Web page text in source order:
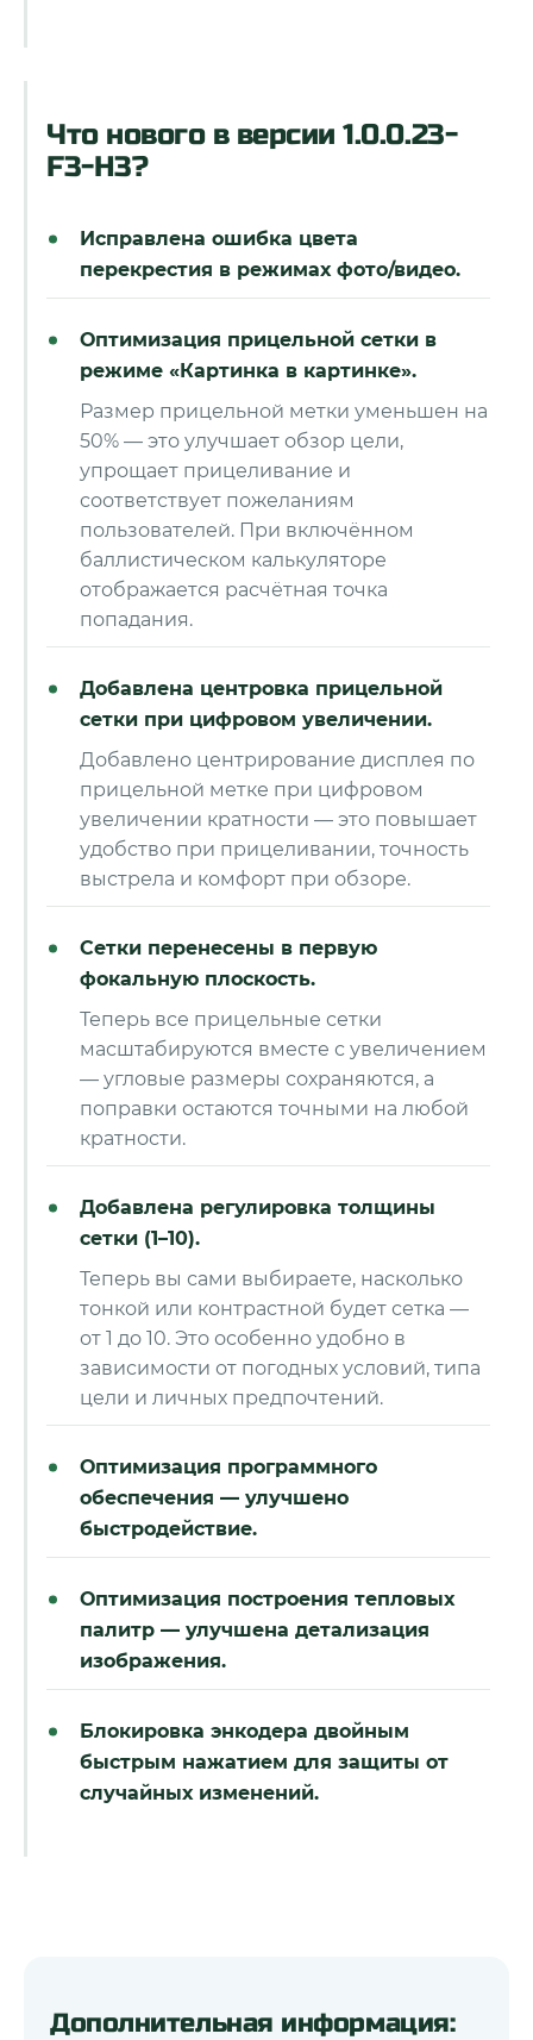
Что нового в версии 1.0.0.23-
F3-H3?
Исправлена ошибка цвета
перекрестия в режимах фото/видео.
Оптимизация прицельной сетки в
режиме «Картинка в картинке».
Размер прицельной метки уменьшен на
50% — это улучшает обзор цели,
упрощает прицеливание и
соответствует пожеланиям
пользователей. При включённом
баллистическом калькуляторе
отображается расчётная точка
попадания.
Добавлена центровка прицельной
сетки при цифровом увеличении.
Добавлено центрирование дисплея по
прицельной метке при цифровом
увеличении кратности — это повышает
удобство при прицеливании, точность
выстрела и комфорт при обзоре.
Сетки перенесены в первую
фокальную плоскость.
Теперь все прицельные сетки
масштабируются вместе с увеличением
— угловые размеры сохраняются, а
поправки остаются точными на любой
кратности.
Добавлена регулировка толщины
сетки (1–10).
Теперь вы сами выбираете, насколько
тонкой или контрастной будет сетка —
от 1 до 10. Это особенно удобно в
зависимости от погодных условий, типа
цели и личных предпочтений.
Оптимизация программного
обеспечения — улучшено
быстродействие.
Оптимизация построения тепловых
палитр — улучшена детализация
изображения.
Блокировка энкодера двойным
быстрым нажатием для защиты от
случайных изменений.
Дополнительная информация: